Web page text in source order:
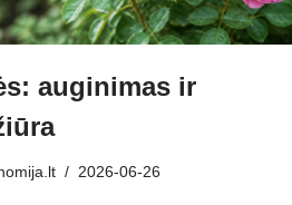
auginimas ir
2026-06-26